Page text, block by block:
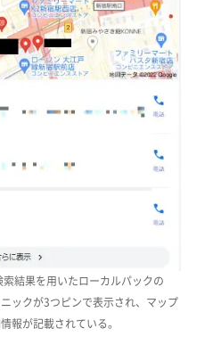
索結果を用いたローカルパックの
ックが3つピンで表示され、マップ
報が記載されている。